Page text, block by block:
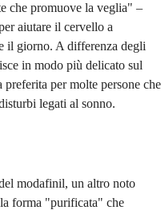
che promuove la veglia" –
aiutare il cervello a
il giorno. A differenza degli
in modo più delicato sul
preferita per molte persone che
legati al sonno.
modafinil, un altro noto
forma "purificata" che